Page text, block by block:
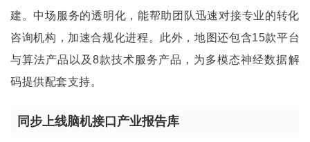
建。中场服务的透明化，能帮助团队迅速对接专业的转化
咨询机构，加速合规化进程。此外，地图还包含15款平台
与算法产品以及8款技术服务产品，为多模态神经数据解
码提供配套支持。
同步上线脑机接口产业报告库